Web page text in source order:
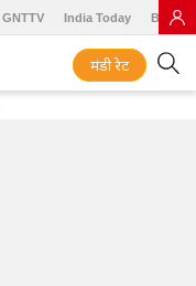
GNTTV India Today BT
मंडी रेट